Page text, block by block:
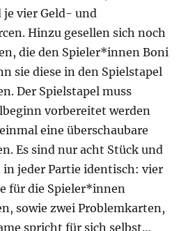
je vier Geld- und
Hinzu gesellen sich noch
die den Spieler*innen Boni
sie diese in den Spielstapel
Der Spielstapel muss
vorbereitet werden
eine überschaubare
Es sind nur acht Stück und
in jeder Partie identisch: vier
für die Spieler*innen
sowie zwei Problemkarten,
spricht für sich selbst…